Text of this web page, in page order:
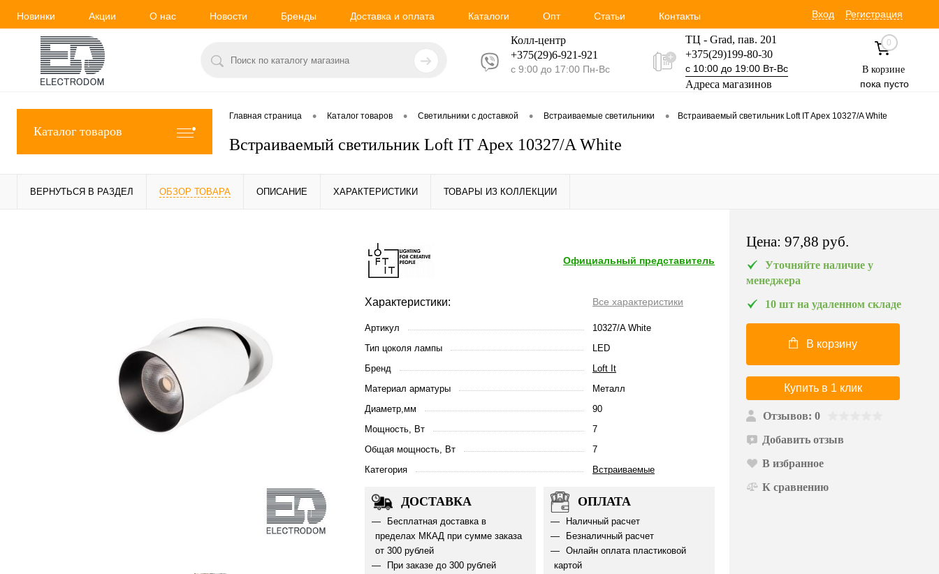
Новинки Акции О нас Новости Бренды Доставка и оплата Каталоги Опт Статьи Контакты Вход Регистрация
Колл-центр
+375(29)6-921-921
с 9:00 до 17:00 Пн-Вс
ТЦ - Grad, пав. 201
+375(29)199-80-30
с 10:00 до 19:00 Вт-Вс
Адреса магазинов
+375(29)354-30-60
0
В корзине
пока пусто
Каталог товаров
Главная страница • Каталог товаров • Светильники с доставкой • Встраиваемые светильники • Встраиваемый светильник Loft IT Apex 10327/A White
Встраиваемый светильник Loft IT Apex 10327/A White
ВЕРНУТЬСЯ В РАЗДЕЛ ОБЗОР ТОВАРА ОПИСАНИЕ ХАРАКТЕРИСТИКИ ТОВАРЫ ИЗ КОЛЛЕКЦИИ
Официальный представитель
Характеристики: Все характеристики
Артикул
10327/A White
Тип цоколя лампы
LED
Бренд
Loft It
Материал арматуры
Металл
Диаметр,мм
90
Мощность, Вт
7
Общая мощность, Вт
7
Категория
Встраиваемые
ДОСТАВКА
Бесплатная доставка в
пределах МКАД при сумме заказа
от 300 рублей
При заказе до 300 рублей
ОПЛАТА
Наличный расчет
Безналичный расчет
Онлайн оплата пластиковой
картой
Цена: 97,88 pуб.
Уточняйте наличие у
менеджера
10 шт на удаленном складе
В корзину
Купить в 1 клик
Отзывов: 0
Добавить отзыв
В избранное
К сравнению